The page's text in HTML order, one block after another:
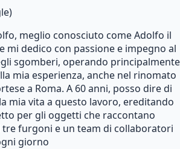
meglio conosciuto come Adolfo il
mi dedico con passione e impegno al
sgomberi, operando principalmente
mia esperienza, anche nel rinomato
a Roma. A 60 anni, posso dire di
mia vita a questo lavoro, ereditando
per gli oggetti che raccontano
furgoni e un team di collaboratori
giorno